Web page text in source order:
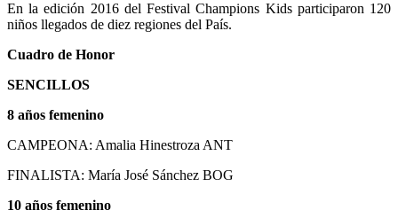
En la edición 2016 del Festival Champions Kids participaron 120
niños llegados de diez regiones del País.
Cuadro de Honor
SENCILLOS
8 años femenino
CAMPEONA: Amalia Hinestroza ANT
FINALISTA: María José Sánchez BOG
10 años femenino